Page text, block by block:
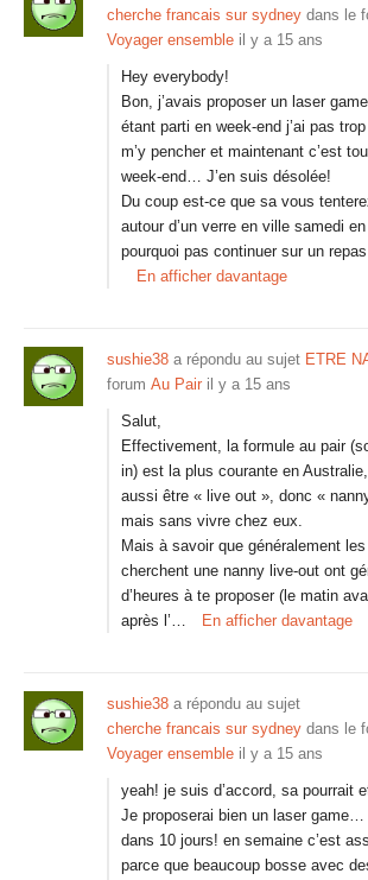
cherche francais sur sydney dans le
Voyager ensemble il y a 15 ans
Hey everybody!
Bon, j’avais proposer un laser
étant parti en week-end j’ai pas
m’y pencher et maintenant c’est
week-end… J’en suis désolée!
Du coup est-ce que sa vous
autour d’un verre en ville samedi
pourquoi pas continuer sur un
En afficher davantage
sushie38 a répondu au sujet ETRE
forum Au Pair il y a 15 ans
Salut,
Effectivement, la formule au pair
in) est la plus courante en
aussi être « live out », donc «
mais sans vivre chez eux.
Mais à savoir que généralement
cherchent une nanny live-out ont
d’heures à te proposer (le matin
après l’…
En afficher davantage
sushie38 a répondu au sujet
cherche francais sur sydney dans le
Voyager ensemble il y a 15 ans
yeah! je suis d’accord, sa pourrait
Je proposerai bien un laser game…
dans 10 jours! en semaine c’est
parce que beaucoup bosse avec